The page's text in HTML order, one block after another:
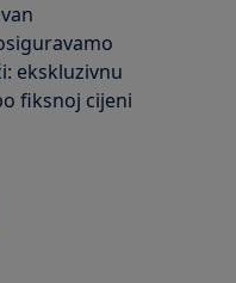
ekskluzivnu
fiksnoj cijeni